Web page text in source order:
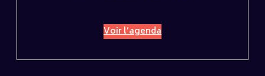
Voir l’agenda